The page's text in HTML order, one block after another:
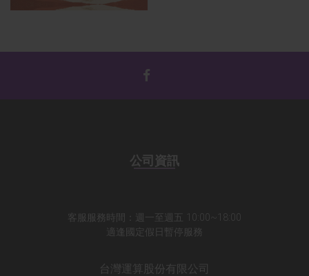
公司資訊
客服服務時間：週一至週五 10:00~18:00
適逢國定假日暫停服務
台灣運算股份有限公司